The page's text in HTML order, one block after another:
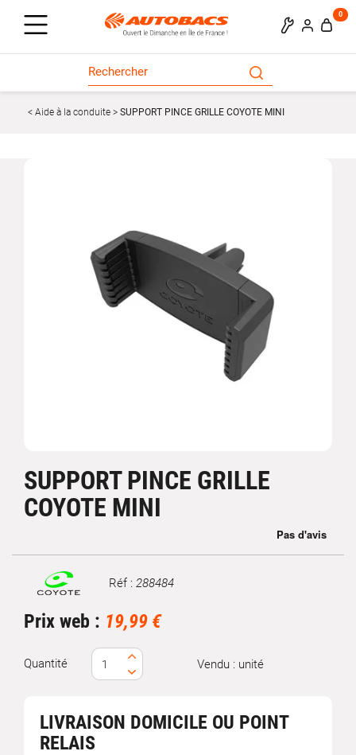
0
Aide à la conduite SUPPORT PINCE GRILLE COYOTE MINI
SUPPORT PINCE GRILLE
COYOTE MINI
Marque Réf : 288484
Prix web : 19,99 €
Quantité Vendu : unité
LIVRAISON DOMICILE OU POINT
RELAIS